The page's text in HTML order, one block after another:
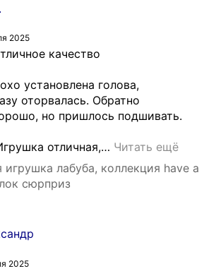
2025
качество
установлена голова,
оторвалась. Обратно
но пришлось подшивать.
отличная,… Читать ещё
лабуба, коллекция have a
сюрприз
2025